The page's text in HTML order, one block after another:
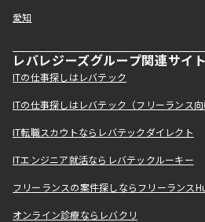
愛知
レバレジーズグループ関連サイ
ITの仕事探しはレバテック
ITの仕事探しはレバテック（フリーランス向
IT転職スカウトならレバテックダイレクト
ITエンジニア就活ならレバテックルーキー
フリーランスの案件探しならフリーランス
オンライン診療ならレバクリ